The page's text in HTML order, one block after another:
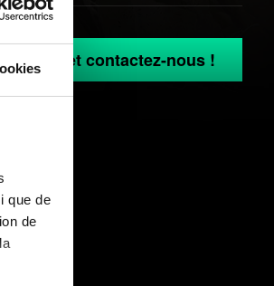
que de
de
et contactez-nous !